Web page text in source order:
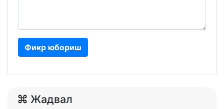
Фикр юбориш
Жадвал